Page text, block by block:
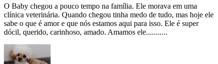
O Baby chegou a pouco tempo na família. Ele morava em uma
clínica veterinária. Quando chegou tinha medo de tudo, mas hoje ele
sabe o que é amor e que nós estamos aqui para isso. Ele é super
dócil, querido, carinhoso, amado. Amamos ele...........